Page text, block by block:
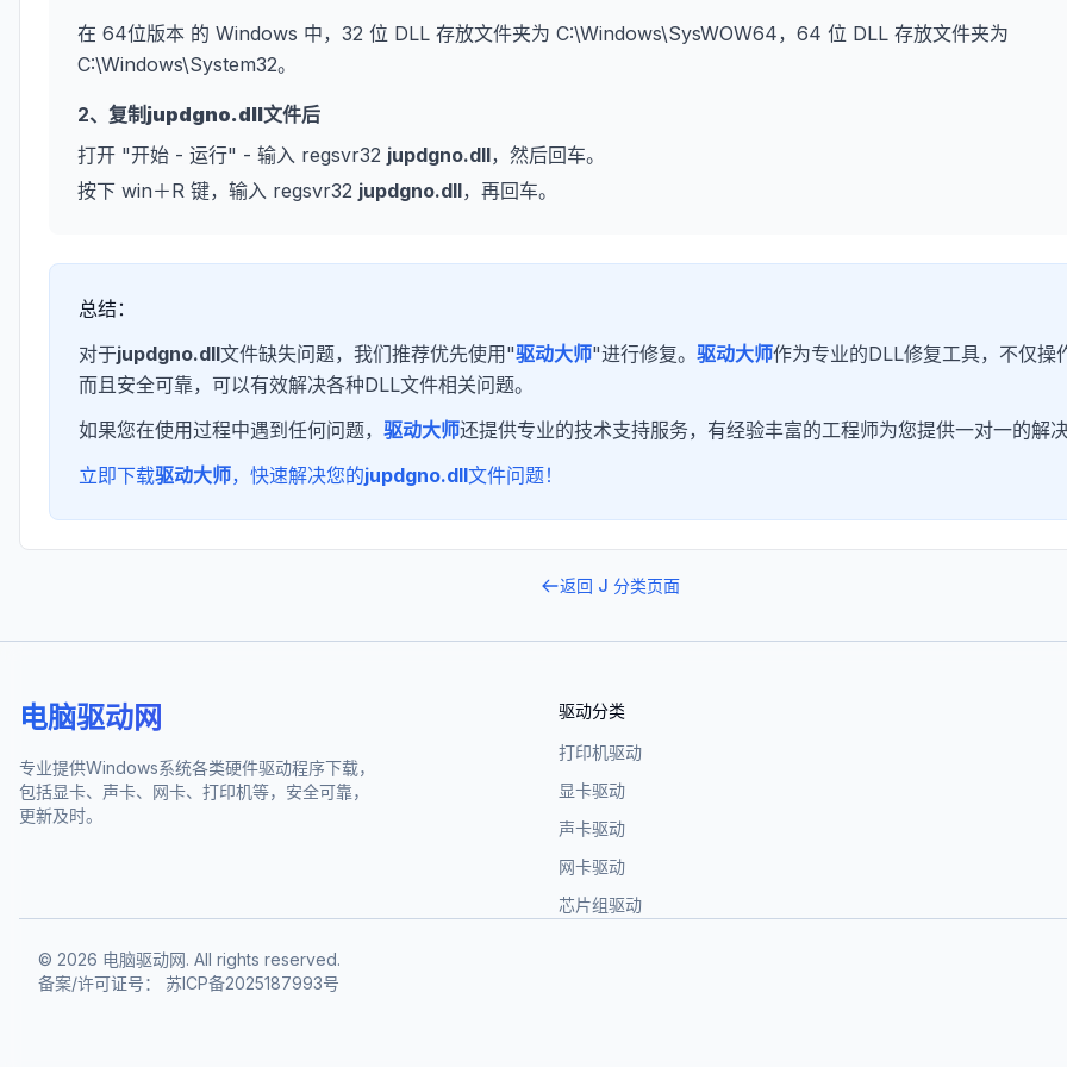
在 64位版本 的 Windows 中，32 位 DLL 存放文件夹为 C:\Windows\SysWOW64，64 位 DLL 存放文件夹为
C:\Windows\System32。
2、复制 jupdgno.dll文件后
打开 "开始 - 运行" - 输入 regsvr32 jupdgno.dll，然后回车。
按下 win＋R 键，输入 regsvr32 jupdgno.dll，再回车。
总结：
对于jupdgno.dll文件缺失问题，我们推荐优先使用"驱动大师"进行修复。 驱动大师作为专业的DLL修复工具，不仅操
而且安全可靠，可以有效解决各种DLL文件相关问题。
如果您在使用过程中遇到任何问题， 驱动大师还提供专业的技术支持服务，有经验丰富的工程师为您提供一对一的解决
立即下载驱动大师，快速解决您的jupdgno.dll文件问题！
返回 J 分类页面
电脑驱动网
专业提供Windows系统各类硬件驱动程序下载，
包括显卡、声卡、网卡、打印机等，安全可靠，
更新及时。
驱动分类
打印机驱动
显卡驱动
声卡驱动
网卡驱动
芯片组驱动
© 2026 电脑驱动网. All rights reserved.
备案/许可证号：
苏ICP备2025187993号